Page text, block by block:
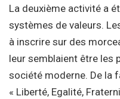
La deuxième activité a
systèmes de valeurs.
à inscrire sur des
leur semblaient être les
société moderne. De la
« Liberté, Egalité,